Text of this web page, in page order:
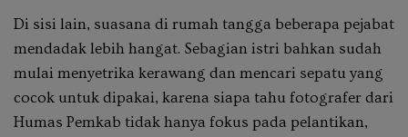
Di sisi lain, suasana di rumah tangga beberapa pejabat
mendadak lebih hangat. Sebagian istri bahkan sudah
mulai menyetrika kerawang dan mencari sepatu yang
cocok untuk dipakai, karena siapa tahu fotografer dari
Humas Pemkab tidak hanya fokus pada pelantikan,